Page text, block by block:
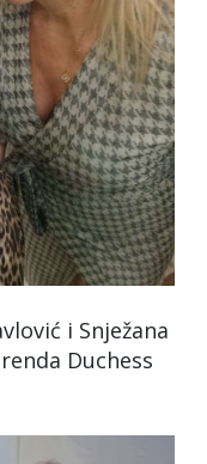
i Snježana
Duchess